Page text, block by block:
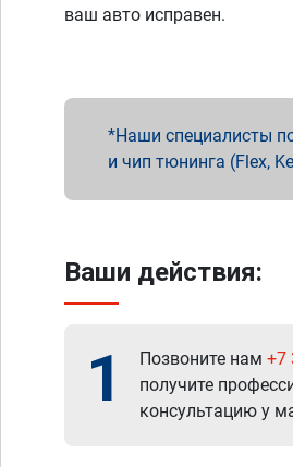
ваш авто исправен.
Наши специалисты
и чип тюнинга (Flex,
Ваши действия:
1 Позвоните нам +7
получите
консультацию у